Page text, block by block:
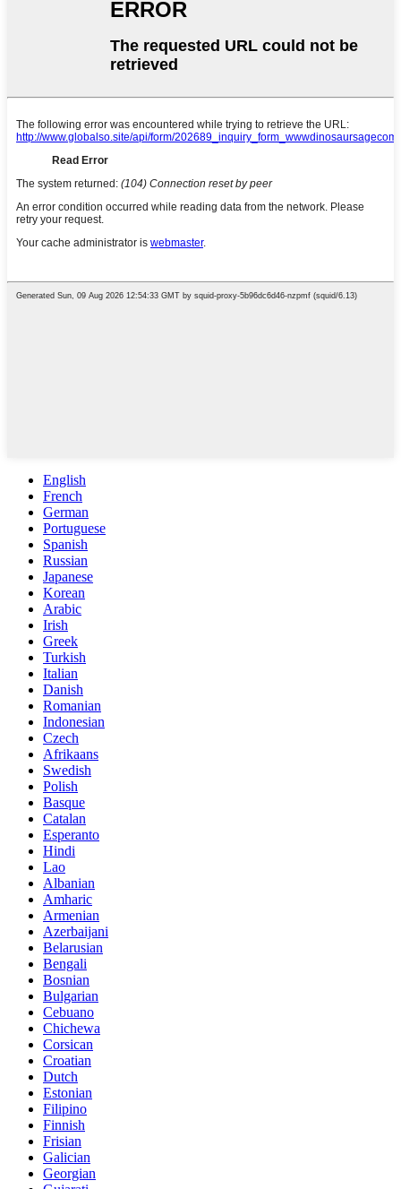
English
French
German
Portuguese
Spanish
Russian
Japanese
Korean
Arabic
Irish
Greek
Turkish
Italian
Danish
Romanian
Indonesian
Czech
Afrikaans
Swedish
Polish
Basque
Catalan
Esperanto
Hindi
Lao
Albanian
Amharic
Armenian
Azerbaijani
Belarusian
Bengali
Bosnian
Bulgarian
Cebuano
Chichewa
Corsican
Croatian
Dutch
Estonian
Filipino
Finnish
Frisian
Galician
Georgian